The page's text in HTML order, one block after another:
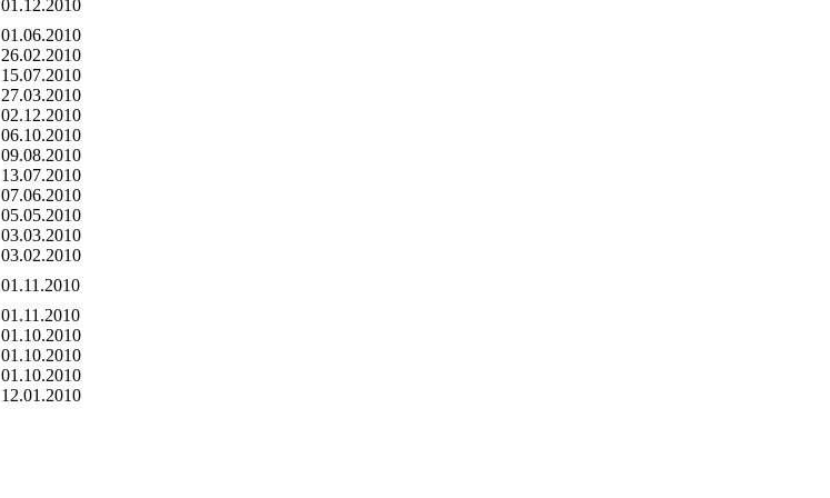
01.12.2010
01.06.2010
26.02.2010
15.07.2010
27.03.2010
02.12.2010
06.10.2010
09.08.2010
13.07.2010
07.06.2010
05.05.2010
03.03.2010
03.02.2010
01.11.2010
01.11.2010
01.10.2010
01.10.2010
01.10.2010
12.01.2010